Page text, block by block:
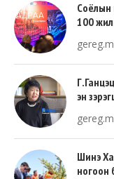
Соёлын
100
эн
Шинэ
ногоон